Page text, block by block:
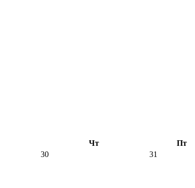
Чт Пт
30 31